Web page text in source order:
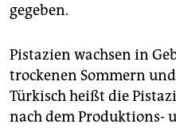
gegeben.
Pistazien wachsen in
trockenen Sommern
Türkisch heißt die
nach dem Produktions-